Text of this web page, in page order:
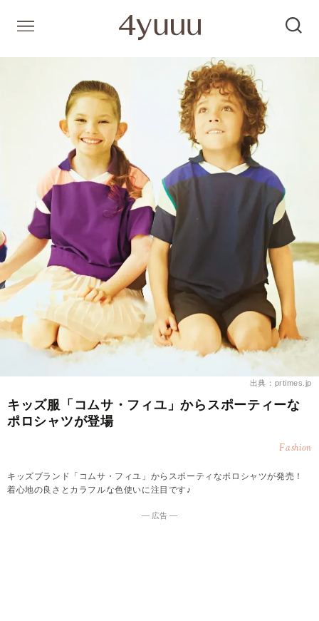
出典：prtimes.jp
キッズ服「コムサ・フィユ」からスポーティーな
ポロシャツが登場
Fashion
キッズブランド「コムサ・フィユ」からスポーティなポロシャツが発売！
着心地の良さとカラフルな色使いに注目です♪
― 広告 ―